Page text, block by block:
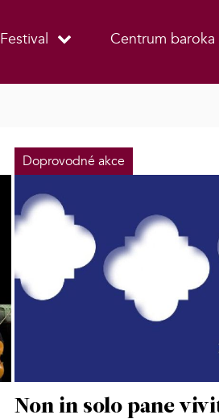
Festival Centrum baroka
Doprovodné akce
Non in solo pane